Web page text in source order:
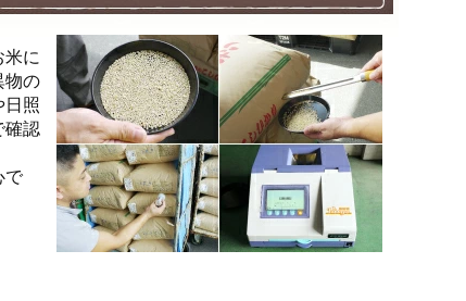
米に
物の
日照
確認
で